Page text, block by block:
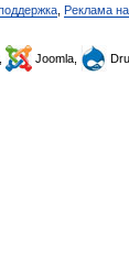
Реклама
Joomla,